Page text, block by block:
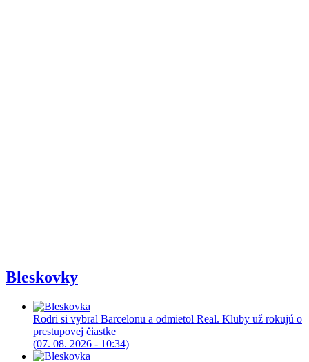
Bleskovky
Rodri si vybral Barcelonu a odmietol Real. Kluby už rokujú o
prestupovej čiastke
(07. 08. 2026 - 10:34)